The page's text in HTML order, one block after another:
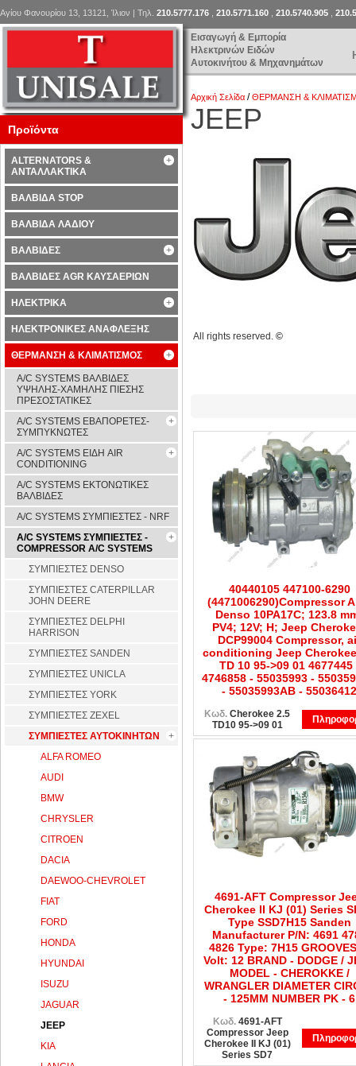
Εισαγωγή & Εμπορία
Ηλεκτρινών Ειδών
Αυτοκινήτου & Μηχανημάτων
Αγίου Φανουρίου 13, 13121, Ίλιον | Τηλ. 210.5777.176 210.5771.160 210.5740.905
Αρχική Σελίδα /ΘΕΡΜΑΝΣΗ &
JEEP
All rights reserved. ©
40440105 447100-6290
(4471006290)Compressor A
Denso 10PA17C; 123.8
PV4; 12V; H; Jeep
DCP99004 Compressor,
conditioning Jeep
TD 10 95->09 01 4677445
4746858 - 55035993 -
- 55035993AB - 55036412
Κωδ. Cherokee 2.5
TD10 95->09 01
4691-AFT Compressor
Cherokee II KJ (01) Series
Type SSD7H15 Sanden
Manufacturer P/N: 4691
4826 Type: 7H15
Volt: 12 BRAND - DODGE /
MODEL - CHEROKKE /
WRANGLER DIAMETER
- 125MM NUMBER PK - 6
Κωδ. 4691-AFT
Compressor Jeep
Cherokee II KJ (01)
Series SD7
Προϊόντα
ALTERNATORS &
ΑΝΤΑΛΛΑΚΤΙΚΑ
ΒΑΛΒΙΔΑ STOP
ΒΑΛΒΙΔΑ ΛΑΔΙΟΥ
ΒΑΛΒΙΔΕΣ
ΒΑΛΒΙΔΕΣ AGR ΚΑΥΣΑΕΡΙΩΝ
ΗΛΕΚΤΡΙΚΑ
ΗΛΕΚΤΡΟΝΙΚΕΣ ΑΝΑΦΛΕΞΗΣ
ΘΕΡΜΑΝΣΗ & ΚΛΙΜΑΤΙΣΜΟΣ
A/C SYSTEMS ΒΑΛΒΙΔΕΣ
ΥΨΗΛΗΣ-ΧΑΜΗΛΗΣ ΠΙΕΣΗΣ
ΠΡΕΣΟΣΤΑΤΙΚΕΣ
A/C SYSTEMS ΕΒΑΠΟΡΕΤΕΣ-
ΣΥΜΠYΚΝΩΤΕΣ
A/C SYSTEMS ΕΙΔΗ AIR
CONDITIONING
A/C SYSTEMS ΕΚΤΟΝΩΤΙΚΕΣ
ΒΑΛΒΙΔΕΣ
A/C SYSTEMS ΣΥΜΠΙΕΣΤΕΣ - NRF
A/C SYSTEMS ΣΥΜΠΙΕΣΤΕΣ -
COMPRESSOR A/C SYSTEMS
ΣΥΜΠΙΕΣΤΕΣ DENSO
ΣΥΜΠΙΕΣΤΕΣ CATERPILLAR
JOHN DEERE
ΣΥΜΠΙΕΣΤΕΣ DELPHI
HARRISON
ΣΥΜΠΙΕΣΤΕΣ SANDEN
ΣΥΜΠΙΕΣΤΕΣ UNICLA
ΣΥΜΠΙΕΣΤΕΣ YORK
ΣΥΜΠΙΕΣΤΕΣ ZEXEL
ΣΥΜΠΙΕΣΤΕΣ ΑΥΤΟΚΙΝΗΤΩΝ
ALFA ROMEO
AUDI
BMW
CHRYSLER
CITROEN
DACIA
DAEWOO-CHEVROLET
FIAT
FORD
HONDA
HYUNDAI
ISUZU
JAGUAR
JEEP
KIA